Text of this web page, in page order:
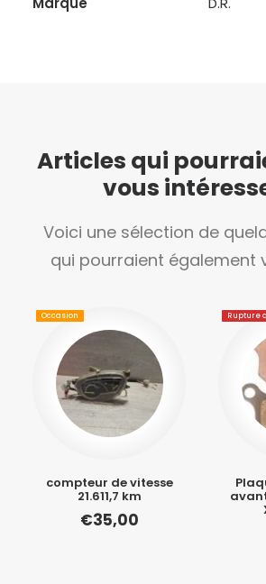
Articles qui
vous
Voici une sélection de
qui pourraient également
compteur de vitesse
21.611,7 km
€35,00
Occasion Rupture